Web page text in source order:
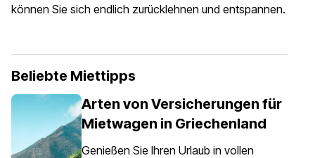
können Sie sich endlich zurücklehnen und entspannen.
Beliebte Miettipps
Arten von Versicherungen für
Mietwagen in Griechenland
Genießen Sie Ihren Urlaub in vollen